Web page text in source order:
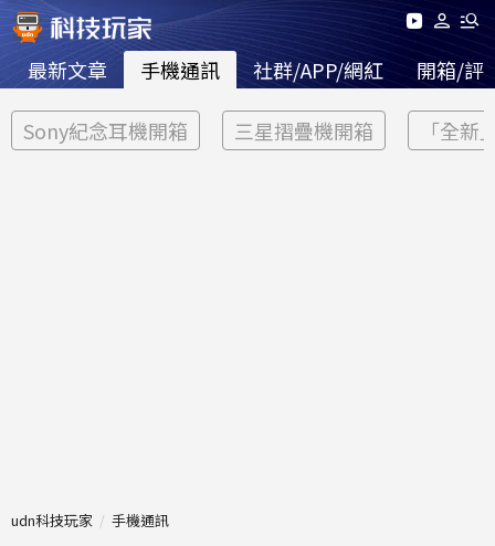
最新文章 手機通訊 社群/APP/網紅 開箱/評
Sony紀念耳機開箱 三星摺疊機開箱 「全新
udn科技玩家 手機通訊